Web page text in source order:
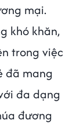
mại.
khó khăn,
trong việc
đã mang
đa dạng
đương